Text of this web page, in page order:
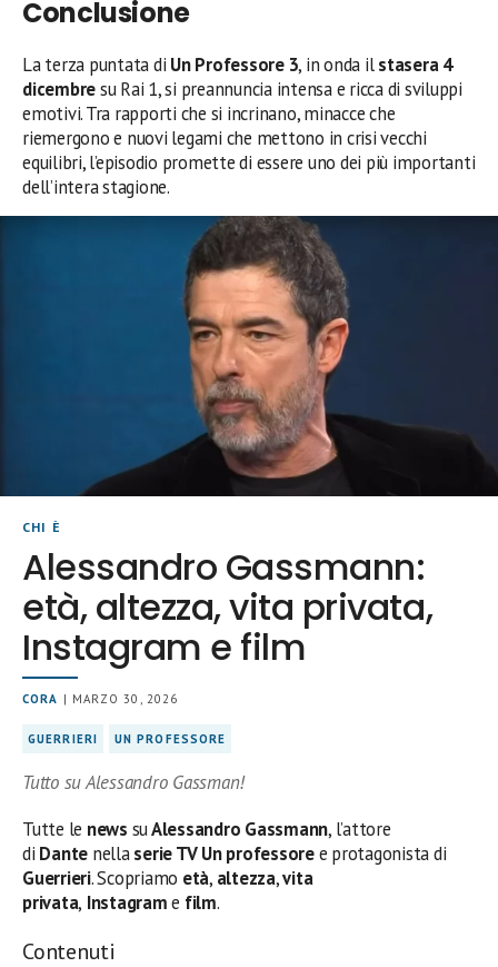
Conclusione
La terza puntata di Un Professore 3, in onda ilstasera 4
dicembresu Rai 1, si preannuncia intensa e ricca di sviluppi
emotivi. Tra rapporti che si incrinano, minacce che
riemergono e nuovi legami che mettono in crisi vecchi
equilibri, l’episodio promette di essere uno dei più importanti
dell’intera stagione.
CHI È
Alessandro Gassmann:
età, altezza, vita privata,
Instagram e film
CORA | MARZO 30, 2026
GUERRIERI UN PROFESSORE
Tutto su Alessandro Gassman!
Tutte le news suAlessandro Gassmann, l’attore
di Dante nellaserie TV Un professoree protagonista di
Guerrieri. Scopriamo età, altezza,vita
privata, Instagrame film.
Contenuti